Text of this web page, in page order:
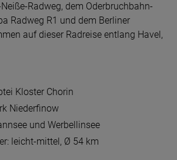
Radweg, dem Oderbruchbahn-
Radweg R1 und dem Berliner
auf dieser Radreise entlang Havel,
Kloster Chorin
Niederfinow
und Werbellinsee
leicht-mittel, Ø 54 km